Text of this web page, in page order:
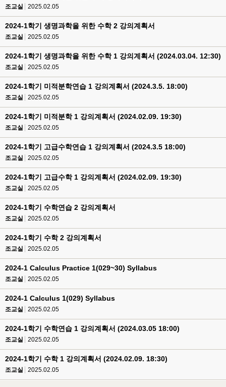
조교실 2025.02.05
2024-1학기 생명과학을 위한 수학 2 강의계획서
조교실 2025.02.05
2024-1학기 생명과학을 위한 수학 1 강의계획서 (2024.03.04. 12:30)
조교실 2025.02.05
2024-1학기 미적분학연습 1 강의계획서 (2024.3.5. 18:00)
조교실 2025.02.05
2024-1학기 미적분학 1 강의계획서 (2024.02.09. 19:30)
조교실 2025.02.05
2024-1학기 고급수학연습 1 강의계획서 (2024.3.5 18:00)
조교실 2025.02.05
2024-1학기 고급수학 1 강의계획서 (2024.02.09. 19:30)
조교실 2025.02.05
2024-1학기 수학연습 2 강의계획서
조교실 2025.02.05
2024-1학기 수학 2 강의계획서
조교실 2025.02.05
2024-1 Calculus Practice 1(029~30) Syllabus
조교실 2025.02.05
2024-1 Calculus 1(029) Syllabus
조교실 2025.02.05
2024-1학기 수학연습 1 강의계획서 (2024.03.05 18:00)
조교실 2025.02.05
2024-1학기 수학 1 강의계획서 (2024.02.09. 18:30)
조교실 2025.02.05